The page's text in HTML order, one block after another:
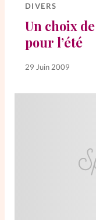
La Bible
Lifestyle
DIVERS
Un choix
pour l’été
29 Juin 2009